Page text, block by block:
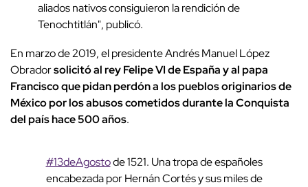
aliados nativos consiguieron la rendición de
Tenochtitlán", publicó.
En marzo de 2019, el presidente Andrés Manuel López
Obradorsolicitó al rey Felipe VI de España y al papa
Francisco que pidan perdón a los pueblos originarios de
México por los abusos cometidos durante la Conquista
del país hace 500 años.
#13deAgostode 1521. Una tropa de españoles
encabezada por Hernán Cortés y sus miles de